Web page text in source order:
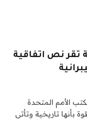
تقر نص اتفاقية
الأمم المتحدة
بأنها تاريخية وتأتي